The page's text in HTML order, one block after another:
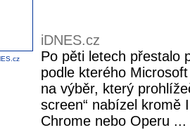
iDNES.cz
Po pěti letech přestalo
podle kterého
na výběr, který
screen“ nabízel kromě
Chrome nebo Operu ...